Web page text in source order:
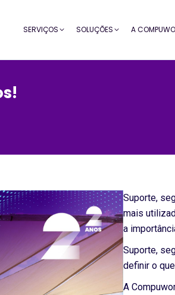
SERVIÇOS SOLUÇÕES A
Suporte,
mais
a
Suporte,
definir o
A